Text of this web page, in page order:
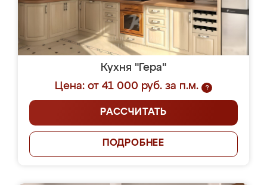
Кухня "Гера"
Цена: от 41 000 руб. за п.м.
?
РАССЧИТАТЬ
ПОДРОБНЕЕ